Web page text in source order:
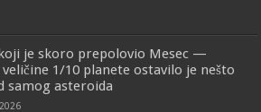
je skoro prepolovio Mesec —
1/10 planete ostavilo je nešto
samog asteroida